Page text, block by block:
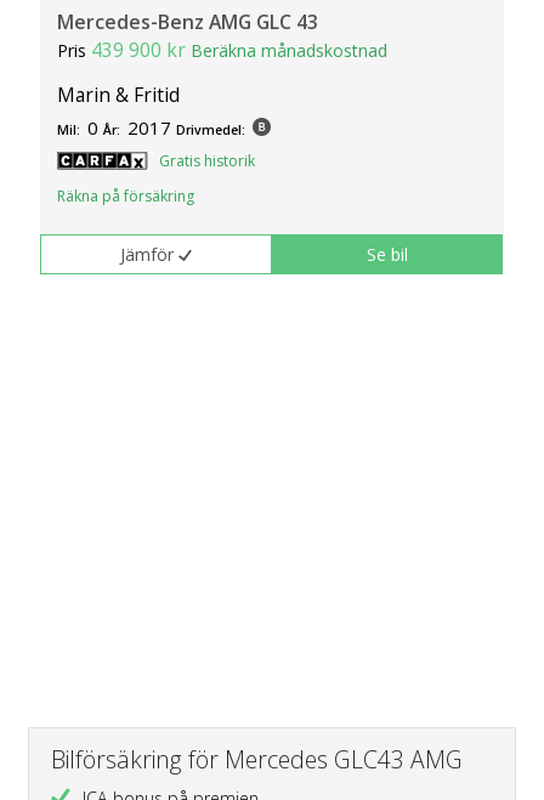
Mercedes-Benz AMG GLC 43
Pris 439 900 kr Beräkna månadskostnad
Marin & Fritid
Mil: 0 År: 2017 Drivmedel:
Gratis historik
Räkna på försäkring
Jämför Se bil
Bilförsäkring för Mercedes GLC43 AMG